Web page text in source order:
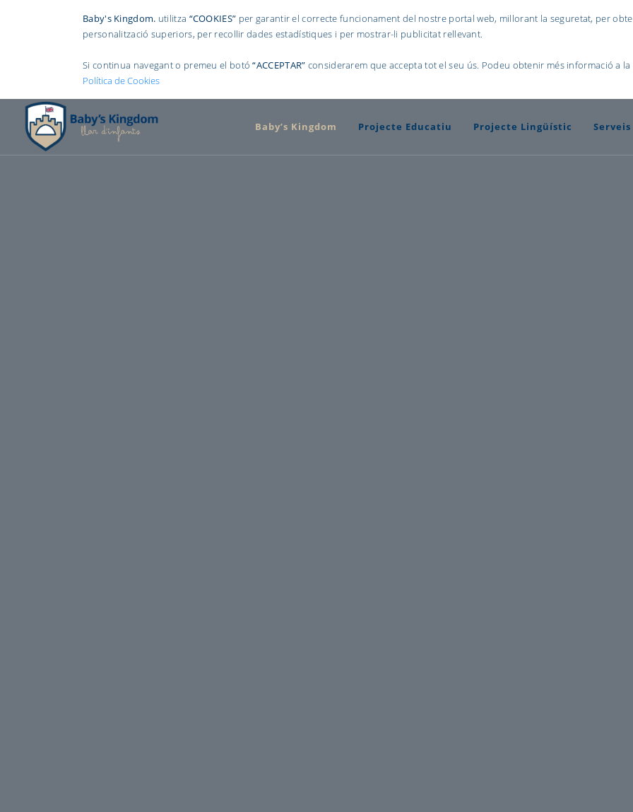
Baby's Kingdom. utilitza “COOKIES” per garantir el correcte funcionament del nostre portal web, millorant la seguretat, per
personalització superiors, per recollir dades estadístiques i per mostrar-li publicitat rellevant.
Si continua navegant o premeu el botó“ACCEPTAR” considerarem que accepta tot el seu ús. Podeu obtenir més informació a
Política de Cookies
Baby’s Kingdom Projecte Educatiu Projecte Lingüístic Serveis